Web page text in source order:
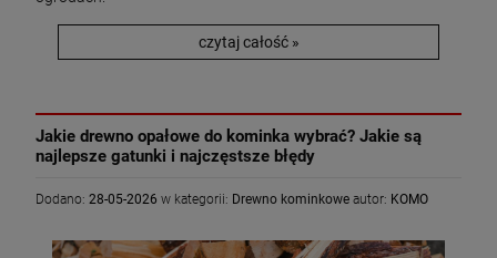
czytaj całość »
Jakie drewno opałowe do kominka wybrać? Jakie są
najlepsze gatunki i najczęstsze błędy
Dodano: 28-05-2026 w kategorii: Drewno kominkowe autor: KOMO